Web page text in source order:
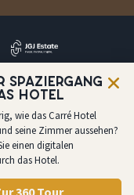
Buchen Rufen Sie uns
an
Spaziergang
Hotel
wie das Carré Hotel
seine Zimmer aussehen?
einen digitalen
das Hotel.
360 Tour